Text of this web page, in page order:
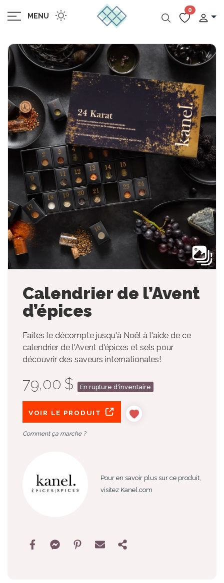
MENU
0
Calendrier de l’Avent
d’épices
Faites le décompte jusqu'à Noël à l'aide de ce
calendrier de l'Avent d'épices et sels pour
découvrir des saveurs internationales!
79,00 $ En rupture d'inventaire
VOIR LE PRODUIT
Comment ça marche ?
Pour en savoir plus sur ce produit,
visitez Kanel.com